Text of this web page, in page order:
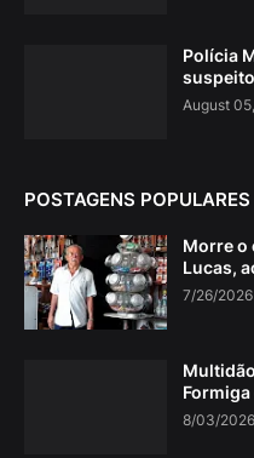
Polícia
August
POSTAGENS POPULARES
Morre o
Lucas,
7/26/2026
8/03/2026